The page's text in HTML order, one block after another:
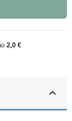
2,0 €